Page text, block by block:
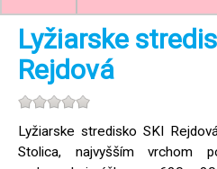
Lyžiarske
Rejdová
Lyžiarske stredisko SKI
Stolica, najvyšším vrchom